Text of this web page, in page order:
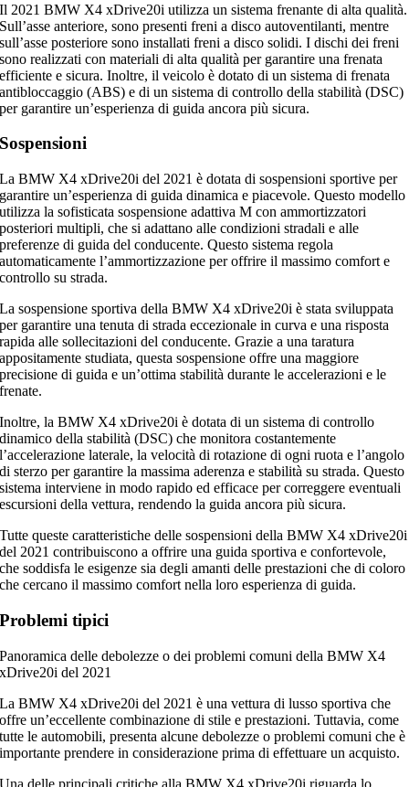
Il 2021 BMW X4 xDrive20i utilizza un sistema frenante di alta qualità.
Sull’asse anteriore, sono presenti freni a disco autoventilanti, mentre
sull’asse posteriore sono installati freni a disco solidi. I dischi dei freni
sono realizzati con materiali di alta qualità per garantire una frenata
efficiente e sicura. Inoltre, il veicolo è dotato di un sistema di frenata
antibloccaggio (ABS) e di un sistema di controllo della stabilità (DSC)
per garantire un’esperienza di guida ancora più sicura.
Sospensioni
La BMW X4 xDrive20i del 2021 è dotata di sospensioni sportive per
garantire un’esperienza di guida dinamica e piacevole. Questo modello
utilizza la sofisticata sospensione adattiva M con ammortizzatori
posteriori multipli, che si adattano alle condizioni stradali e alle
preferenze di guida del conducente. Questo sistema regola
automaticamente l’ammortizzazione per offrire il massimo comfort e
controllo su strada.
La sospensione sportiva della BMW X4 xDrive20i è stata sviluppata
per garantire una tenuta di strada eccezionale in curva e una risposta
rapida alle sollecitazioni del conducente. Grazie a una taratura
appositamente studiata, questa sospensione offre una maggiore
precisione di guida e un’ottima stabilità durante le accelerazioni e le
frenate.
Inoltre, la BMW X4 xDrive20i è dotata di un sistema di controllo
dinamico della stabilità (DSC) che monitora costantemente
l’accelerazione laterale, la velocità di rotazione di ogni ruota e l’angolo
di sterzo per garantire la massima aderenza e stabilità su strada. Questo
sistema interviene in modo rapido ed efficace per correggere eventuali
escursioni della vettura, rendendo la guida ancora più sicura.
Tutte queste caratteristiche delle sospensioni della BMW X4 xDrive20i
del 2021 contribuiscono a offrire una guida sportiva e confortevole,
che soddisfa le esigenze sia degli amanti delle prestazioni che di coloro
che cercano il massimo comfort nella loro esperienza di guida.
Problemi tipici
Panoramica delle debolezze o dei problemi comuni della BMW X4
xDrive20i del 2021
La BMW X4 xDrive20i del 2021 è una vettura di lusso sportiva che
offre un’eccellente combinazione di stile e prestazioni. Tuttavia, come
tutte le automobili, presenta alcune debolezze o problemi comuni che è
importante prendere in considerazione prima di effettuare un acquisto.
Una delle principali critiche alla BMW X4 xDrive20i riguarda lo